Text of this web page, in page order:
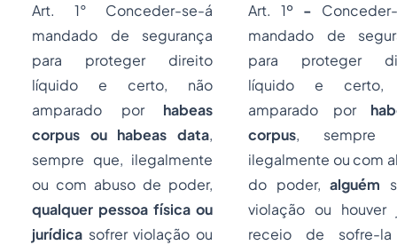
Art. 1° Conceder-se-á
mandado de segurança
para proteger direito
líquido e certo, não
amparado por habeas
corpus ou habeas data,
sempre que, ilegalmente
ou com abuso de poder,
qualquer pessoa física ou
jurídica sofrer violação ou
Art. 1º -
mandado de
para proteger
líquido e certo,
amparado por
corpus, sempre
ilegalmente ou com
do poder,alguém
violação ou houver
receio de sofre-